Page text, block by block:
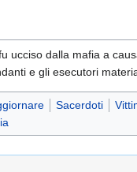
ucciso dalla mafia a
e gli esecutori
Sacerdoti